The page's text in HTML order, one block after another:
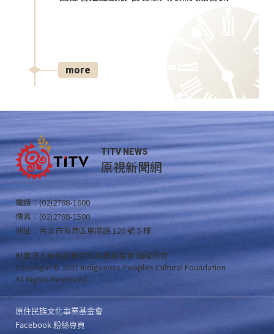
more
TITV NEWS
原視新聞網
電話：(02)2788-1600
傳真：(02)2788-1500
地址：台北市南港區重陽路 120 號 5 樓
財團法人原住民族文化事業基金會 版權所有
Copyright © 2021 Indigenous Peoples Cultural Foundation
All Rights Reserved .
原住民族文化事業基金會
Facebook 粉絲專頁